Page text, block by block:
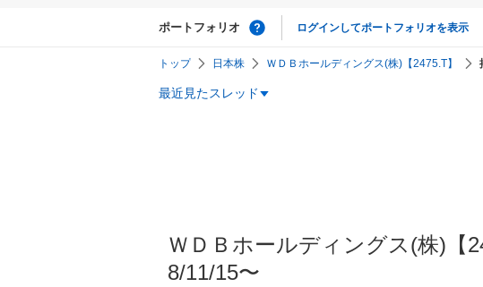
ポートフォリオ ログインしてポートフォリオを表示
トップ 日本株 ＷＤＢホールディングス(株)【2475.T】
最近見たスレッド
ＷＤＢホールディングス(株)【
8/11/15〜